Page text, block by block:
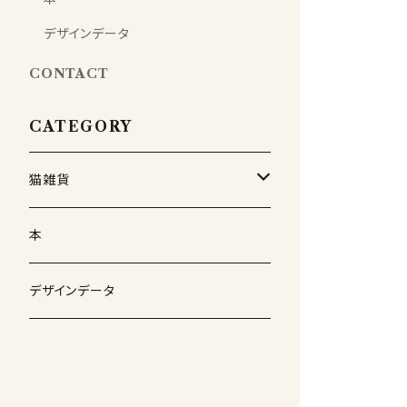
デザインデータ
CONTACT
CATEGORY
猫雑貨
紙モノ
メッセージカード
バッグ
本
デザインデータ